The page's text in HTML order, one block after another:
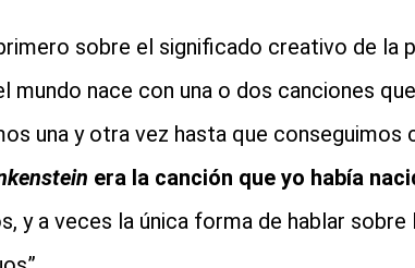
sobre el significado creativo de la
mundo nace con una o dos canciones
una y otra vez hasta que conseguimos
era la canción que yo había
y a veces la única forma de hablar sobre